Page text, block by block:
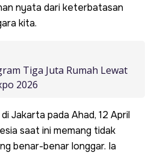
nyata dari keterbatasan
kita.
Tiga Juta Rumah Lewat
2026
Jakarta pada Ahad, 12 April
saat ini memang tidak
benar-benar longgar. Ia